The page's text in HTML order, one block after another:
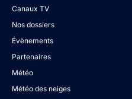
Canaux TV
Nos dossiers
Évènements
Partenaires
Météo
Météo des neiges